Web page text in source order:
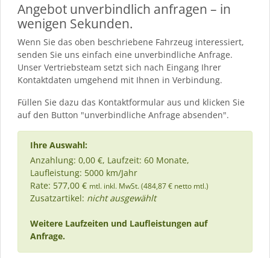
Angebot unverbindlich anfragen – in
wenigen Sekunden.
Wenn Sie das oben beschriebene Fahrzeug interessiert,
senden Sie uns einfach eine unverbindliche Anfrage.
Unser Vertriebsteam setzt sich nach Eingang Ihrer
Kontaktdaten umgehend mit Ihnen in Verbindung.
Füllen Sie dazu das Kontaktformular aus und klicken Sie
auf den Button "unverbindliche Anfrage absenden".
Ihre Auswahl:
Anzahlung: 0,00 €, Laufzeit: 60 Monate,
Laufleistung: 5000 km/Jahr
Rate: 577,00 € mtl. inkl. MwSt. (484,87 € netto mtl.)
Zusatzartikel: nicht ausgewählt
Weitere Laufzeiten und Laufleistungen auf
Anfrage.